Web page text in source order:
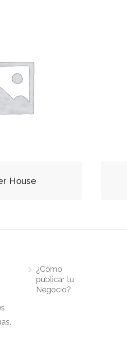
House
¿Cómo
publicar tu
Negocio?